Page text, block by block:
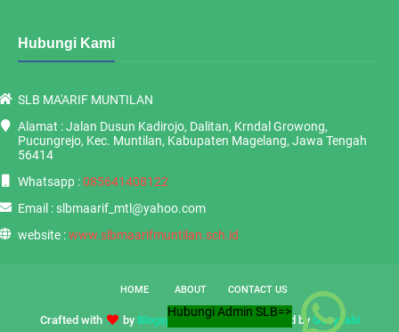
Hubungi Admin SLB=>
Hubungi Kami
SLB MA'ARIF MUNTILAN
Alamat : Jalan Dusun Kadirojo, Dalitan, Krndal Growong,
Pucungrejo, Kec. Muntilan, Kabupaten Magelang, Jawa Tengah
56414
Whatsapp :085641408122
Email : slbmaarif_mtl@yahoo.com
website :www.slbmaarifmuntilan.sch.id
HOME ABOUT CONTACT US
Crafted with by Blogspot Template| Distributed by Gooyaabi